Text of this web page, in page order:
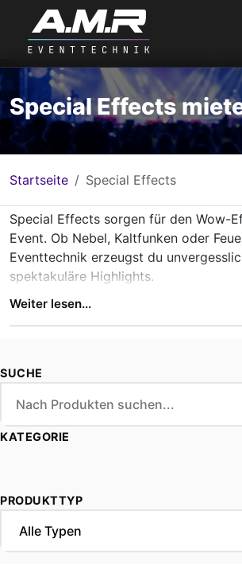
Special Effects
Startseite Special Effects
Special Effects sorgen für den Wow-
Event. Ob Nebel, Kaltfunken oder
Eventtechnik erzeugst du
spektakuläre Highlights.
Weiter lesen...
SUCHE
KATEGORIE
PRODUKTTYP